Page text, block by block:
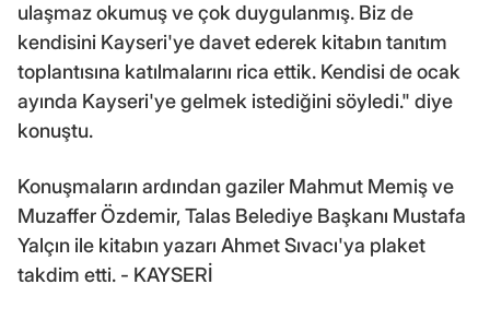
ulaşmaz okumuş ve çok duygulanmış. Biz de
kendisini Kayseri'ye davet ederek kitabın tanıtım
toplantısına katılmalarını rica ettik. Kendisi de ocak
ayında Kayseri'ye gelmek istediğini söyledi." diye
konuştu.
Konuşmaların ardından gaziler Mahmut Memiş ve
Muzaffer Özdemir, Talas Belediye Başkanı Mustafa
Yalçın ile kitabın yazarı Ahmet Sıvacı'ya plaket
takdim etti. - KAYSERİ